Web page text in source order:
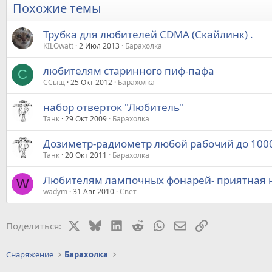
Похожие темы
Трубка для любителей CDMA (Скайлинк) .
KILOwatt 2 Июл 2013 Барахолка
С любителям старинного пиф-пафа
ССыщ 25 Окт 2012 Барахолка
набор отверток "Любитель"
Танк 29 Окт 2009 Барахолка
Дозиметр-радиометр любой рабочий до
Танк 20 Окт 2011 Барахолка
W Любителям лампочных фонарей- приятная
wadym 31 Авг 2010 Свет
Поделиться: BlueskyLinkedIn
Reddit WhatsApp
Электронная почта
Ссылка
Снаряжение Барахолка